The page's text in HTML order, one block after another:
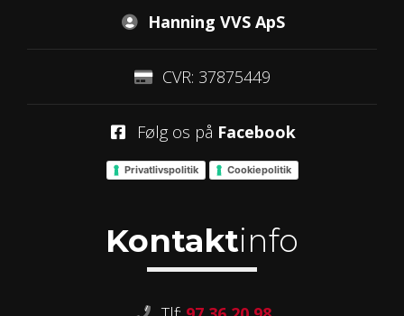
Hanning VVS ApS
CVR: 37875449
Følg os på Facebook
Privatlivspolitik Cookiepolitik
Kontaktinfo